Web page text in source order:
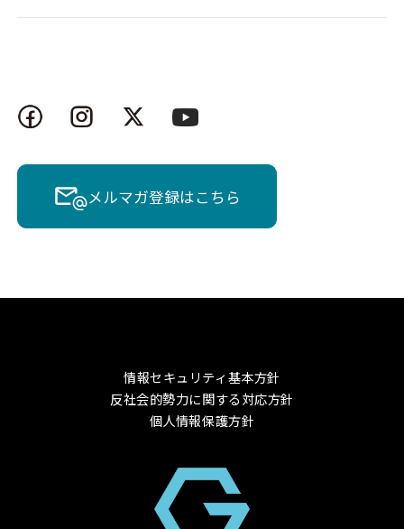
メルマガ登録はこちら
情報セキュリティ基本方針
反社会的勢力に関する対応方針
個人情報保護方針